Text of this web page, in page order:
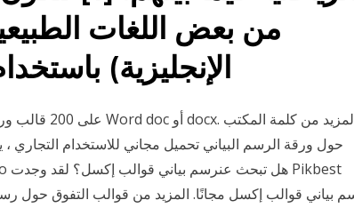
من بعض اللغات
الإنجليزية)
حول ورقة الرسم البياني تحميل مجاني للاستخدام التجاري